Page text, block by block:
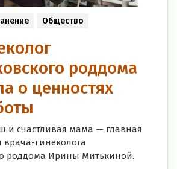
Общество
роддома
о ценностях
счастливая мама — главная
врача-гинеколога
роддома Ирины Митькиной.